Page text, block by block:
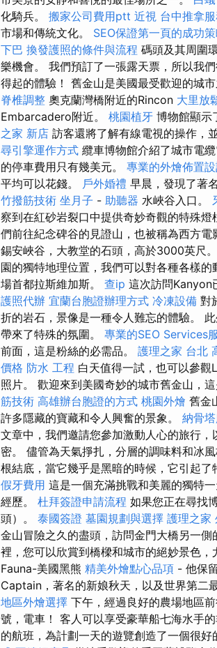
化騎兵。 搬家公司費用ptt 近視 台中推拿
市場和傳統文化。 SEO保證第一頁的成功
下巴 換發護照的條件與流程 碼頭及其周圍
樂機會。 我們預訂了一張露天票，所以我
得起的體驗！ 舊金山是美國最受歡迎的城
脊椎調整 奧克蘭灣橋附近的Rincon 大里放
Embarcadero附近。 桃園植牙 博物館顯示
之家 新店 訪客還將了解有線電視的操作，
尋引擎運作方式 纜車博物館介紹了城市電
的停車費用只有幾美元。 專業的外燴佈置
平均可以花錢。 戶外婚禮 早晨，發現了著
竹撥筋技術 坐月子 - 助聽器 水峽谷入口。
察到在紅砂岩裂口中提供奇妙奇觀的特殊燈
們前往紀念碑谷的見證山，也被稱為西方
錫安峽谷，大教堂的石頭，高於3000英尺。
園的獨特地理位置，我們可以對各種各樣的
場首都拉斯維加斯。 查ip 這次訪問Kanyon
護照代辦 宜蘭台胞證辦理方式 冷凍設備 對
折的岩石，景像是一種令人難忘的體驗。
帶來了特殊的氛圍。 專業的SEO Services
前面，這是粉絲的必需品。 護理之家 台北
價格 防水 工程 白天值得一試，也可以參
照片。 歡迎來到美國奇妙的城市舊金山，
筋技術 高雄辦台胞證的方式 桃園外燴 舊金
許多隱藏的寶藏和令人興奮的景象。 納骨
文章中，我們邀請您參加激動人心的旅行
密。 儘管為天氣掙扎，分層的調味料和冰
根結底，當它幾乎是黑暗的時候，它引起了
假牙費用 這是一個充滿挑戰和美麗的獨特
經歷。 杜拜簽證申請流程 如果您正在尋找
頭）。 泰國簽證 墓園規劃與選擇 護理之家
金山冒險之久的盡頭，訪問金門大橋另一側
裡，您可以欣賞到橋樑和城市的絕妙景色，
Fauna-美國黑熊 精美外燴點心品項 - 他保
Captain，著名的新娘秋天，以及世界第二
地區外燴選擇 下午，經過良好的農場地區前
號，電車！ 客人可以享受豪華船七海水手
的航班，為計劃一天的遊覽創造了一個很好